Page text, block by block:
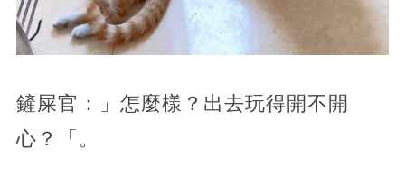
鏟屎官：」怎麼樣？出去玩得開不開
心？「。